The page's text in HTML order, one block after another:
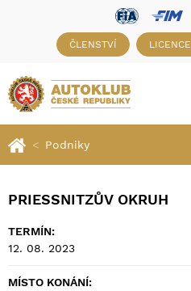
ČLENSTVÍ LICENCE
Podniky
PRIESSNITZŮV OKRUH
TERMÍN:
12. 08. 2023
MÍSTO KONÁNÍ: